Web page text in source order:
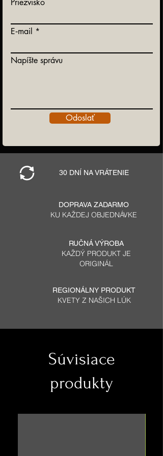
Priezvisko
E‑mail
Napíšte správu
Odoslať
30 DNÍ NA VRÁTENIE
DOPRAVA ZADARMO
KU KAŽDEJ OBJEDNÁVKE
RUČNÁ VÝROBA
KAŽDÝ PRODUKT JE
ORIGINÁL
REGIONÁLNY PRODUKT
KVETY Z NAŠICH LÚK
Súvisiace
produkty